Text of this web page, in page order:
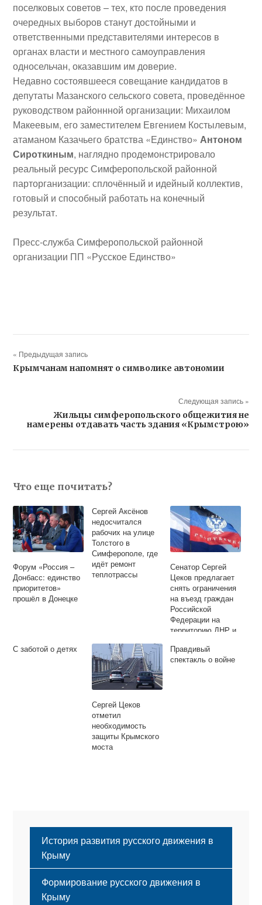
поселковых советов – тех, кто после проведения
очередных выборов станут достойными и
ответственными представителями интересов в
органах власти и местного самоуправления
односельчан, оказавшим им доверие.
Недавно состоявшееся совещание кандидатов в
депутаты Мазанского сельского совета, проведённое
руководством районнной организации: Михаилом
Макеевым, его заместителем Евгением Костылевым,
атаманом Казачьего братства «Единство»Антоном
Сироткиным, наглядно продемонстрировало
реальный ресурс Симферопольской районной
парторганизации: сплочённый и идейный коллектив,
готовый и способный работать на конечный
результат.
Пресс-служба Симферопольской районной
организации ПП «Русское Единство»
« Предыдущая запись
Крымчанам напомнят о символике автономии
Следующая запись »
Жильцы симферопольского общежития не
намерены отдавать часть здания «Крымстрою»
Что еще почитать?
Форум «Россия –
Донбасс: единство
приоритетов»
прошёл в Донецке
Сергей Аксёнов
недосчитался
рабочих на улице
Толстого в
Симферополе, где
идёт ремонт
теплотрассы
Сенатор Сергей
Цеков предлагает
снять ограничения
на въезд граждан
Российской
Федерации на
территорию ДНР и
С заботой о детях
Сергей Цеков
отметил
необходимость
защиты Крымского
моста
Правдивый
спектакль о войне
История развития русского движения в
Крыму
Формирование русского движения в
Крыму